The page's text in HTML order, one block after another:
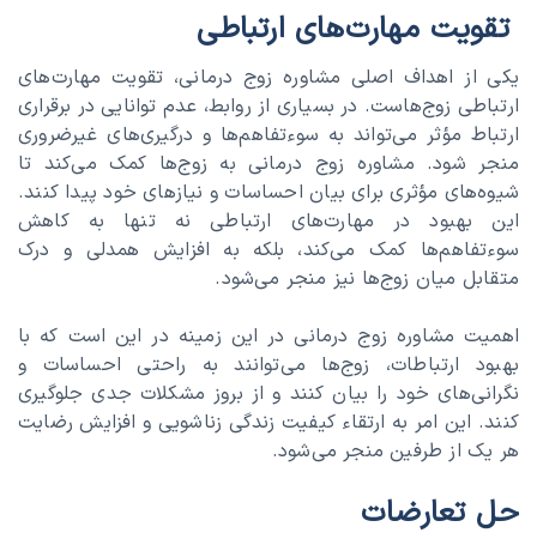
تقویت مهارت‌های ارتباطی
یکی از اهداف اصلی مشاوره زوج درمانی، تقویت مهارت‌های
ارتباطی زوج‌هاست. در بسیاری از روابط، عدم توانایی در برقراری
ارتباط مؤثر می‌تواند به سوءتفاهم‌ها و درگیری‌های غیرضروری
منجر شود. مشاوره زوج درمانی به زوج‌ها کمک می‌کند تا
شیوه‌های مؤثری برای بیان احساسات و نیازهای خود پیدا کنند.
این بهبود در مهارت‌های ارتباطی نه تنها به کاهش
سوءتفاهم‌ها کمک می‌کند، بلکه به افزایش همدلی و درک
متقابل میان زوج‌ها نیز منجر می‌شود.
اهمیت مشاوره زوج درمانی در این زمینه در این است که با
بهبود ارتباطات، زوج‌ها می‌توانند به راحتی احساسات و
نگرانی‌های خود را بیان کنند و از بروز مشکلات جدی جلوگیری
کنند. این امر به ارتقاء کیفیت زندگی زناشویی و افزایش رضایت
هر یک از طرفین منجر می‌شود.
حل تعارضات